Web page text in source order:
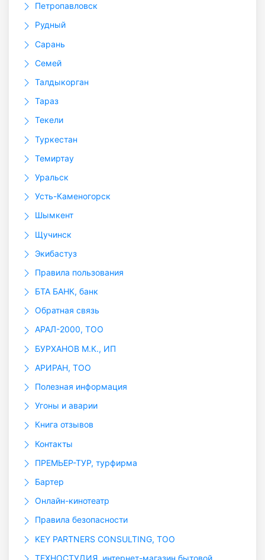
Петропавловск
Рудный
Сарань
Семей
Талдыкорган
Тараз
Текели
Туркестан
Темиртау
Уральск
Усть-Каменогорск
Шымкент
Щучинск
Экибастуз
Правила пользования
БТА БАНК, банк
Обратная связь
АРАЛ-2000, ТОО
БУРХАНОВ М.К., ИП
АРИРАН, ТОО
Полезная информация
Угоны и аварии
Книга отзывов
Контакты
ПРЕМЬЕР-ТУР, турфирма
Бартер
Онлайн-кинотеатр
Правила безопасности
KEY PARTNERS CONSULTING, ТОО
ТЕХНОСТУДИЯ, интернет-магазин бытовой